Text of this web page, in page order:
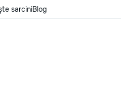
sarciniBlog